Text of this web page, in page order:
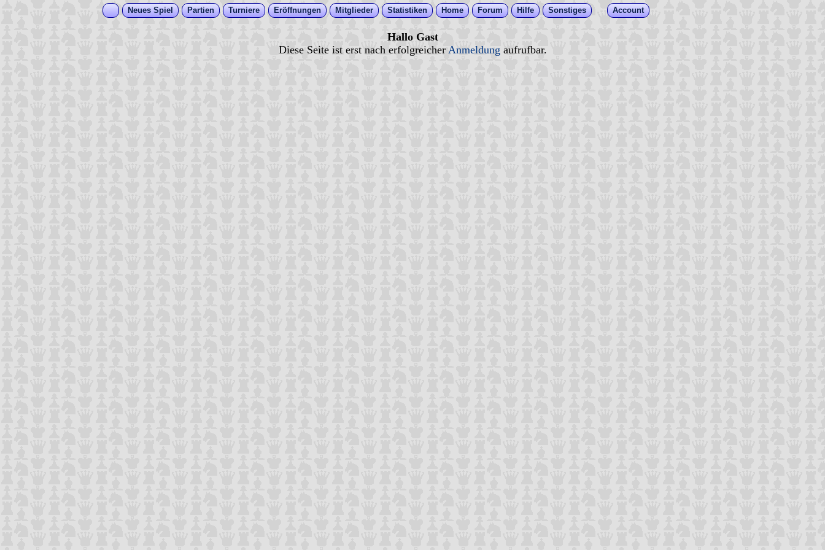
Neues Spiel Partien Turniere Eröffnungen Mitglieder Statistiken Home Forum Hilfe Sonstiges Account
Hallo Gast
Diese Seite ist erst nach erfolgreicher Anmeldung aufrufbar.